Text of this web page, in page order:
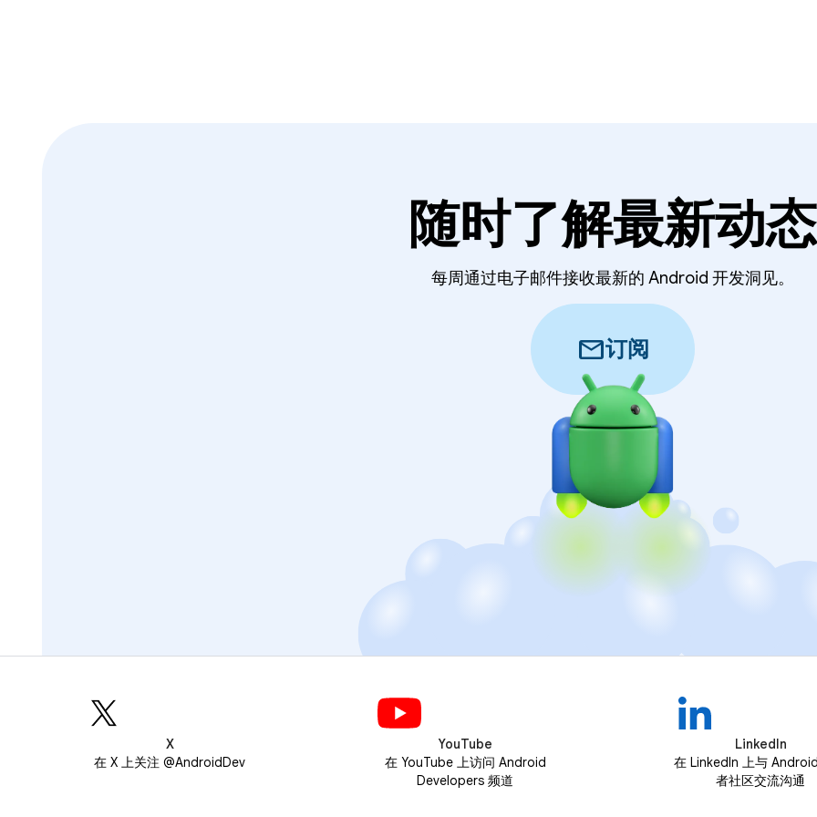
随时了解最新动态
每周通过电子邮件接收最新的 Android 开发洞见。
mail订阅
X
在 X 上关注 @AndroidDev
YouTube
在 YouTube 上访问 Android
Developers 频道
LinkedIn
在 LinkedIn 上与
者社区交流沟通